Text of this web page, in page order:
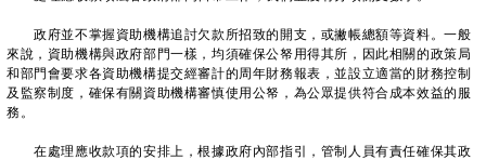
政府並不掌握資助機構追討欠款所招致的開支，或撇帳總額等資料。一般
來說，資助機構與政府部門一樣，均須確保公帑用得其所，因此相關的政策局
和部門會要求各資助機構提交經審計的周年財務報表，並設立適當的財務控制
及監察制度，確保有關資助機構審慎使用公帑，為公眾提供符合成本效益的服
務。
在處理應收款項的安排上，根據政府內部指引，管制人員有責任確保其政